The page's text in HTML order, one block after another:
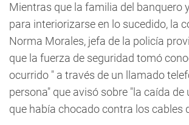
Mientras que la familia del banquero
para interiorizarse en lo sucedido, la
Norma Morales, jefa de la policía
que la fuerza de seguridad tomó
ocurrido " a través de un llamado
persona" que avisó sobre "la caída
que había chocado contra los cables